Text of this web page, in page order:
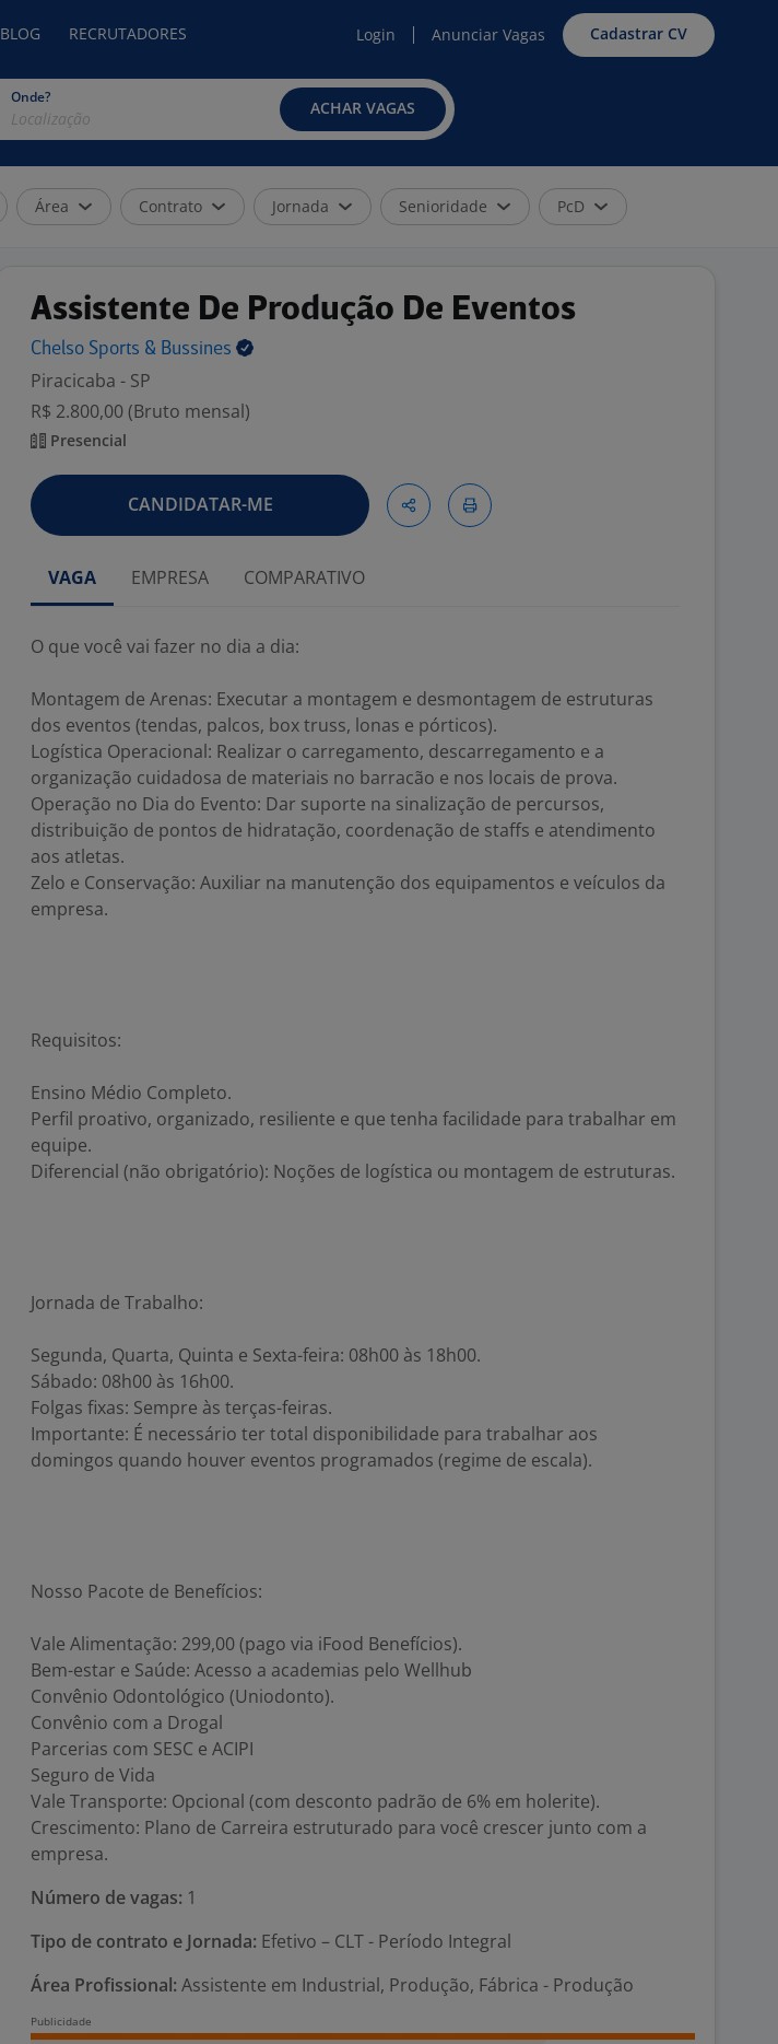
BLOG RECRUTADORES Login Anunciar Vagas Cadastrar CV
Onde?
ACHAR VAGAS
Área Contrato Jornada Senioridade PcD
Assistente De Produção De Eventos
Chelso Sports & Bussines
Piracicaba - SP
R$ 2.800,00 (Bruto mensal)
Presencial
CANDIDATAR-ME
VAGA EMPRESA COMPARATIVO
O que você vai fazer no dia a dia:
Montagem de Arenas: Executar a montagem e desmontagem de estruturas
dos eventos (tendas, palcos, box truss, lonas e pórticos).
Logística Operacional: Realizar o carregamento, descarregamento e a
organização cuidadosa de materiais no barracão e nos locais de prova.
Operação no Dia do Evento: Dar suporte na sinalização de percursos,
distribuição de pontos de hidratação, coordenação de staffs e atendimento
aos atletas.
Zelo e Conservação: Auxiliar na manutenção dos equipamentos e veículos da
empresa.
Requisitos:
Ensino Médio Completo.
Perfil proativo, organizado, resiliente e que tenha facilidade para trabalhar em
equipe.
Diferencial (não obrigatório): Noções de logística ou montagem de estruturas.
Jornada de Trabalho:
Segunda, Quarta, Quinta e Sexta-feira: 08h00 às 18h00.
Sábado: 08h00 às 16h00.
Folgas fixas: Sempre às terças-feiras.
Importante: É necessário ter total disponibilidade para trabalhar aos
domingos quando houver eventos programados (regime de escala).
Nosso Pacote de Benefícios:
Vale Alimentação: 299,00 (pago via iFood Benefícios).
Bem-estar e Saúde: Acesso a academias pelo Wellhub
Convênio Odontológico (Uniodonto).
Convênio com a Drogal
Parcerias com SESC e ACIPI
Seguro de Vida
Vale Transporte: Opcional (com desconto padrão de 6% em holerite).
Crescimento: Plano de Carreira estruturado para você crescer junto com a
empresa.
Número de vagas: 1
Tipo de contrato e Jornada: Efetivo – CLT - Período Integral
Área Profissional: Assistente em Industrial, Produção, Fábrica - Produção